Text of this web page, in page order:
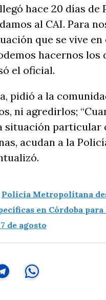
hace 20 días de
al CAI. Para
que se vive en
hacernos los
el oficial.
pidió a la
ni agredirlos;
situación particular
acudan a la
Policía Metropolitana
en Córdoba para
de agosto